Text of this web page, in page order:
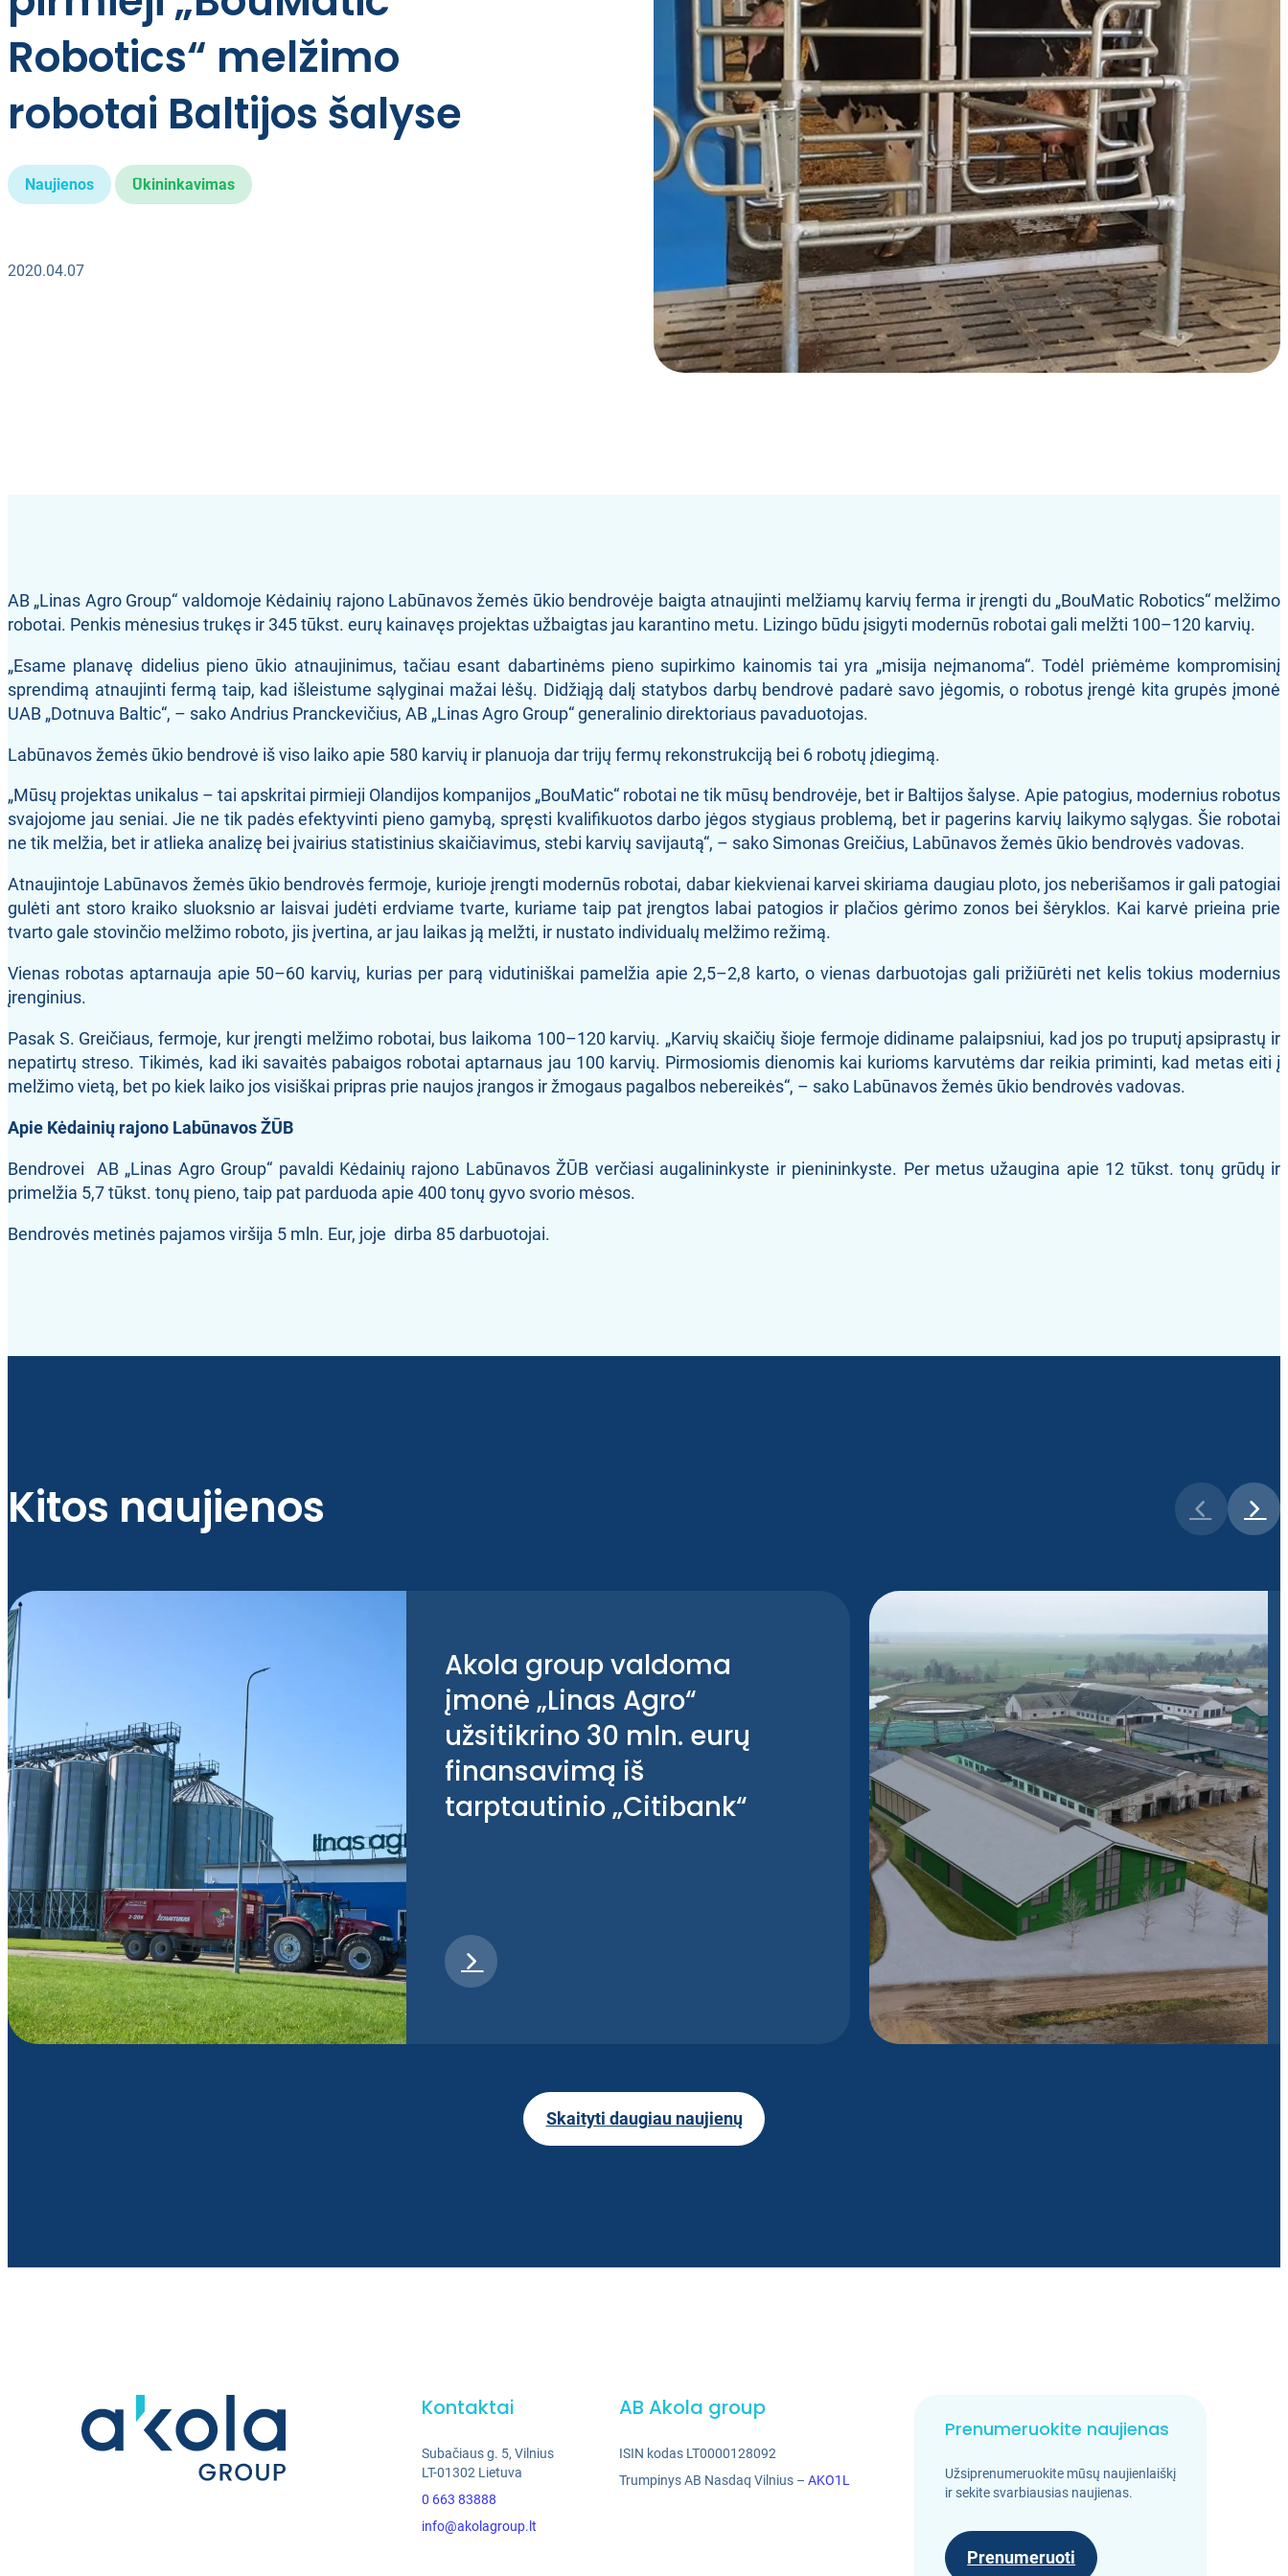
Robotics“ melžimo
robotai Baltijos šalyse
Naujienos Ūkininkavimas
2020.04.07
AB „Linas Agro Group“ valdomoje Kėdainių rajono Labūnavos žemės ūkio bendrovėje baigta atnaujinti melžiamų karvių ferma ir įrengti du „BouMatic Robotics“ melžimo
robotai. Penkis mėnesius trukęs ir 345 tūkst. eurų kainavęs projektas užbaigtas jau karantino metu. Lizingo būdu įsigyti modernūs robotai gali melžti 100–120 karvių.
„Esame planavę didelius pieno ūkio atnaujinimus, tačiau esant dabartinėms pieno supirkimo kainomis tai yra „misija neįmanoma“. Todėl priėmėme kompromisinį
sprendimą atnaujinti fermą taip, kad išleistume sąlyginai mažai lėšų. Didžiąją dalį statybos darbų bendrovė padarė savo jėgomis, o robotus įrengė kita grupės įmonė
UAB „Dotnuva Baltic“, – sako Andrius Pranckevičius, AB „Linas Agro Group“ generalinio direktoriaus pavaduotojas.
Labūnavos žemės ūkio bendrovė iš viso laiko apie 580 karvių ir planuoja dar trijų fermų rekonstrukciją bei 6 robotų įdiegimą.
„Mūsų projektas unikalus – tai apskritai pirmieji Olandijos kompanijos „BouMatic“ robotai ne tik mūsų bendrovėje, bet ir Baltijos šalyse. Apie patogius, modernius robotus
svajojome jau seniai. Jie ne tik padės efektyvinti pieno gamybą, spręsti kvalifikuotos darbo jėgos stygiaus problemą, bet ir pagerins karvių laikymo sąlygas. Šie robotai
ne tik melžia, bet ir atlieka analizę bei įvairius statistinius skaičiavimus, stebi karvių savijautą“, – sako Simonas Greičius, Labūnavos žemės ūkio bendrovės vadovas.
Atnaujintoje Labūnavos žemės ūkio bendrovės fermoje, kurioje įrengti modernūs robotai, dabar kiekvienai karvei skiriama daugiau ploto, jos neberišamos ir gali patogiai
gulėti ant storo kraiko sluoksnio ar laisvai judėti erdviame tvarte, kuriame taip pat įrengtos labai patogios ir plačios gėrimo zonos bei šėryklos. Kai karvė prieina prie
tvarto gale stovinčio melžimo roboto, jis įvertina, ar jau laikas ją melžti, ir nustato individualų melžimo režimą.
Vienas robotas aptarnauja apie 50–60 karvių, kurias per parą vidutiniškai pamelžia apie 2,5–2,8 karto, o vienas darbuotojas gali prižiūrėti net kelis tokius modernius
įrenginius.
Pasak S. Greičiaus, fermoje, kur įrengti melžimo robotai, bus laikoma 100–120 karvių. „Karvių skaičių šioje fermoje didiname palaipsniui, kad jos po truputį apsiprastų ir
nepatirtų streso. Tikimės, kad iki savaitės pabaigos robotai aptarnaus jau 100 karvių. Pirmosiomis dienomis kai kurioms karvutėms dar reikia priminti, kad metas eiti į
melžimo vietą, bet po kiek laiko jos visiškai pripras prie naujos įrangos ir žmogaus pagalbos nebereikės“, – sako Labūnavos žemės ūkio bendrovės vadovas.
Apie Kėdainių rajono Labūnavos ŽŪB
Bendrovei AB „Linas Agro Group“ pavaldi Kėdainių rajono Labūnavos ŽŪB verčiasi augalininkyste ir pienininkyste. Per metus užaugina apie 12 tūkst. tonų grūdų ir
primelžia 5,7 tūkst. tonų pieno, taip pat parduoda apie 400 tonų gyvo svorio mėsos.
Bendrovės metinės pajamos viršija 5 mln. Eur, joje dirba 85 darbuotojai.
Kitos naujienos
Akola group valdoma
įmonė „Linas Agro“
užsitikrino 30 mln. eurų
finansavimą iš
tarptautinio „Citibank“
Skaityti daugiau naujienų
Kontaktai
Subačiaus g. 5, Vilnius
LT-01302 Lietuva
0 663 83888
info@akolagroup.lt
AB Akola group
ISIN kodas LT0000128092
Trumpinys AB Nasdaq Vilnius – AKO1L
Prenumeruokite naujienas
Užsiprenumeruokite mūsų naujienlaiškį
ir sekite svarbiausias naujienas.
Prenumeruoti